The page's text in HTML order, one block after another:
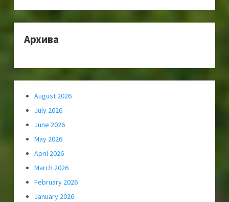
Архива
August 2026
July 2026
June 2026
May 2026
April 2026
March 2026
February 2026
January 2026